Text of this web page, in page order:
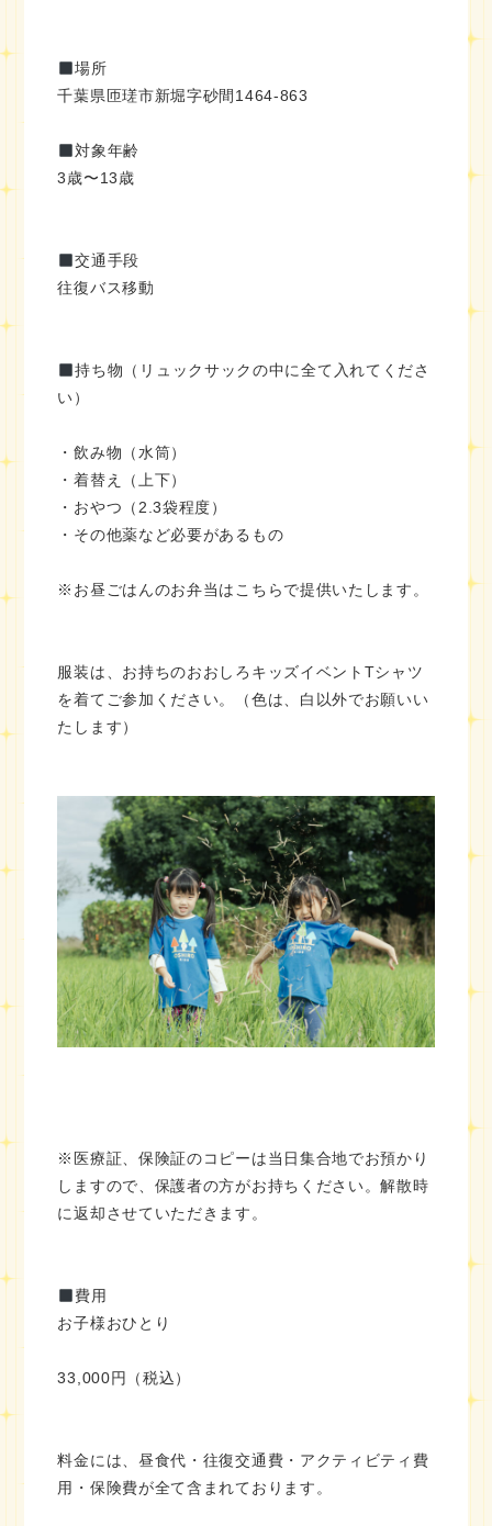
場所
千葉県匝瑳市新堀字砂間1464-863
対象年齢
3歳〜13歳
交通手段
往復バス移動
持ち物（リュックサックの中に全て入れてくださ
い）
・飲み物（水筒）
・着替え（上下）
・おやつ（2.3袋程度）
・その他薬など必要があるもの
※お昼ごはんのお弁当はこちらで提供いたします。
服装は、お持ちのおおしろキッズイベントTシャツ
を着てご参加ください。（色は、白以外でお願いい
たします）
※医療証、保険証のコピーは当日集合地でお預かり
しますので、保護者の方がお持ちください。解散時
に返却させていただきます。
費用
お子様おひとり
33,000円（税込）
料金には、昼食代・往復交通費・アクティビティ費
用・保険費が全て含まれております。